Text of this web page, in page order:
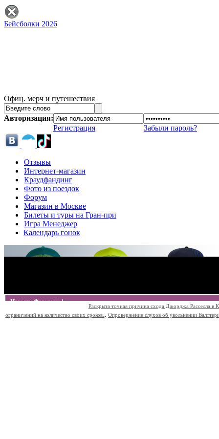
Бейсболки 2026
Офиц. мерч и путешествия
Авторизация:
Регистрация
Забыли пароль?
Отзывы
Интернет-магазин
Краудфандинг
Фото из поездок
Форум
Магазин в Москве
Билеты и туры на Гран-при
Игра Менеджер
Календарь гонок
Новости Формулы 1
Раскрыта точная причина схода Джорджа Расселла в
ограничений на количество своих сроков. , Опровержение слухов об увольнении